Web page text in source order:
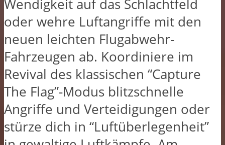
Wendigkeit auf das Schlachtfeld
oder wehre Luftangriffe mit den
neuen leichten Flugabwehr-
Fahrzeugen ab. Koordiniere im
Revival des klassischen “Capture
The Flag”-Modus blitzschnelle
Angriffe und Verteidigungen oder
stürze dich in “Luftüberlegenheit”